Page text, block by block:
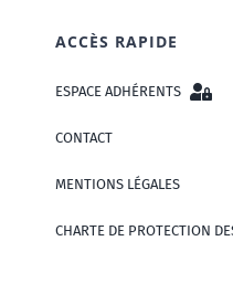
ACCÈS RAPIDE
ESPACE ADHÉRENTS
CONTACT
MENTIONS LÉGALES
CHARTE DE PROTECTION